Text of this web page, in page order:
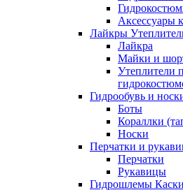
Аксессуары
Лайкры
Лайкра
Майки и
Утеплители
Гидрообувь и
Боты
Кораллки
Носки
Перчатки и
Перчатки
Рукавицы
Гидрошлемы